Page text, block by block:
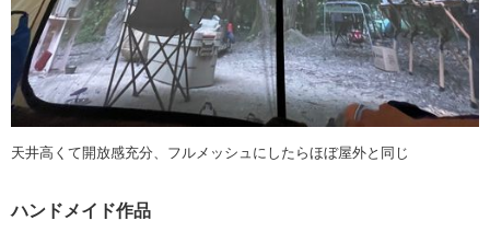
天井高くて開放感充分、フルメッシュにしたらほぼ屋外と同じ
ハンドメイド作品